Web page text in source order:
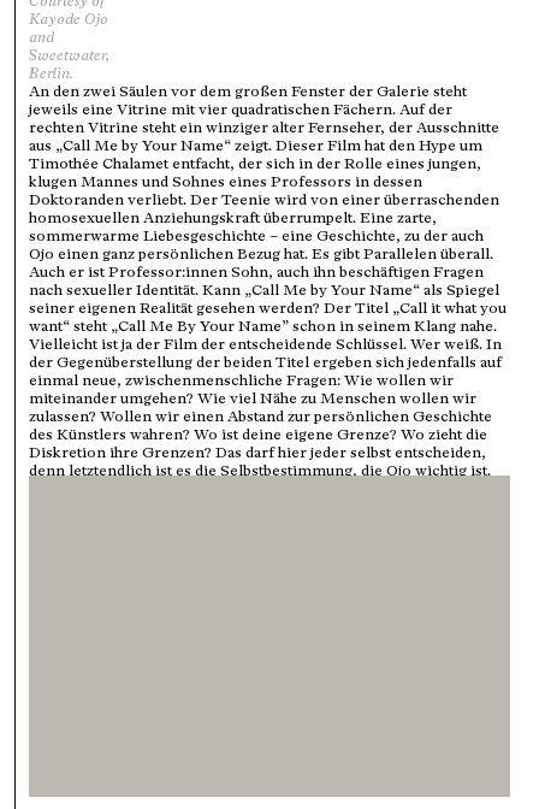
Kayode Ojo
and
Sweetwater,
Berlin.
An den zwei Säulen vor dem großen Fenster der Galerie steht
jeweils eine Vitrine mit vier quadratischen Fächern. Auf der
rechten Vitrine steht ein winziger alter Fernseher, der Ausschnitte
aus „Call Me by Your Name“ zeigt. Dieser Film hat den Hype um
Timothée Chalamet entfacht, der sich in der Rolle eines jungen,
klugen Mannes und Sohnes eines Professors in dessen
Doktoranden verliebt. Der Teenie wird von einer überraschenden
homosexuellen Anziehungskraft überrumpelt. Eine zarte,
sommerwarme Liebesgeschichte – eine Geschichte, zu der auch
Ojo einen ganz persönlichen Bezug hat. Es gibt Parallelen überall.
Auch er ist Professor:innen Sohn, auch ihn beschäftigen Fragen
nach sexueller Identität. Kann „Call Me by Your Name“ als Spiegel
seiner eigenen Realität gesehen werden? Der Titel „Call it what you
want“ steht „Call Me By Your Name” schon in seinem Klang nahe.
Vielleicht ist ja der Film der entscheidende Schlüssel. Wer weiß. In
der Gegenüberstellung der beiden Titel ergeben sich jedenfalls auf
einmal neue, zwischenmenschliche Fragen: Wie wollen wir
miteinander umgehen? Wie viel Nähe zu Menschen wollen wir
zulassen? Wollen wir einen Abstand zur persönlichen Geschichte
des Künstlers wahren? Wo ist deine eigene Grenze? Wo zieht die
Diskretion ihre Grenzen? Das darf hier jeder selbst entscheiden,
denn letztendlich ist es die Selbstbestimmung, die Ojo wichtig ist.